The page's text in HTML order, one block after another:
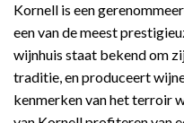
Kornell is een
een van de meest
wijnhuis staat bekend om
traditie, en produceert
kenmerken van het terroir